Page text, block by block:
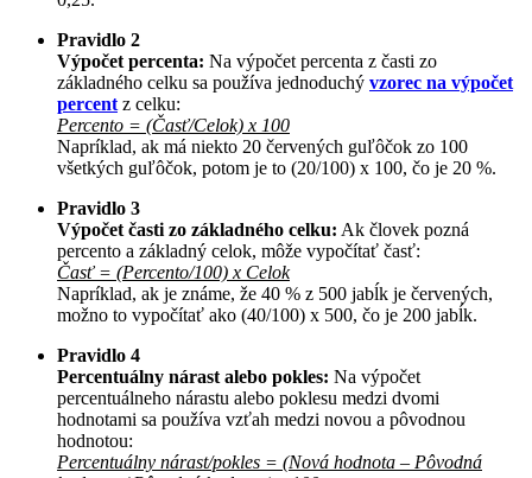
Pravidlo 2
Výpočet percenta: Na výpočet percenta z časti zo
základného celku sa používa jednoduchý vzorec na výpočet
percent z celku:
Percento = (Časť/Celok) x 100
Napríklad, ak má niekto 20 červených guľôčok zo 100
všetkých guľôčok, potom je to (20/100) x 100, čo je 20 %.
Pravidlo 3
Výpočet časti zo základného celku: Ak človek pozná
percento a základný celok, môže vypočítať časť:
Časť = (Percento/100) x Celok
Napríklad, ak je známe, že 40 % z 500 jabĺk je červených,
možno to vypočítať ako (40/100) x 500, čo je 200 jabĺk.
Pravidlo 4
Percentuálny nárast alebo pokles: Na výpočet
percentuálneho nárastu alebo poklesu medzi dvomi
hodnotami sa používa vzťah medzi novou a pôvodnou
hodnotou:
Percentuálny nárast/pokles = (Nová hodnota – Pôvodná